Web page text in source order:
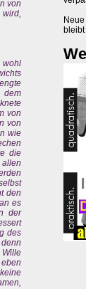
von
wohl
dem
von
von
wie
die
allen
den
es
der
des